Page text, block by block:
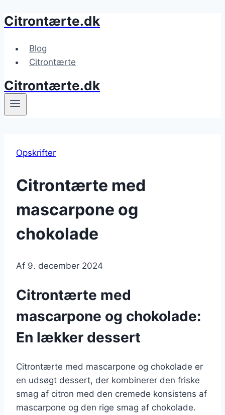
Fortsæt
indhold
Citrontærte.dk
Blog
Citrontærte
Citrontærte.dk
Opskrifter
Citrontærte med
mascarpone og
chokolade
Af 9. december 2024
Citrontærte med
mascarpone og chokolade:
En lækker dessert
Citrontærte med mascarpone og chokolade er
en udsøgt dessert, der kombinerer den friske
smag af citron med den cremede konsistens af
mascarpone og den rige smag af chokolade.